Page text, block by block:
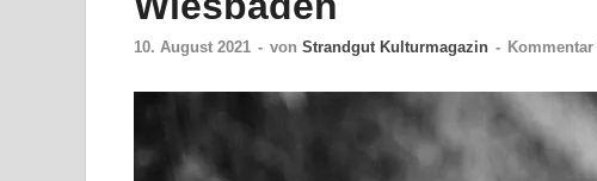
10. August 2021 - von Strandgut Kulturmagazin -